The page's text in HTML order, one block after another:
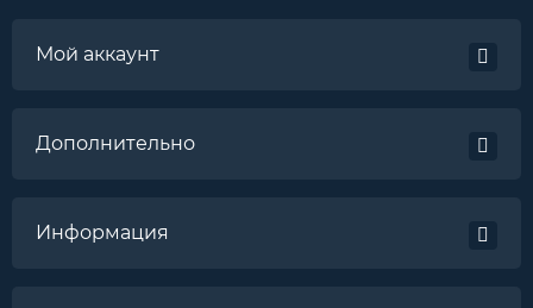
Мой аккаунт
Дополнительно
Информация